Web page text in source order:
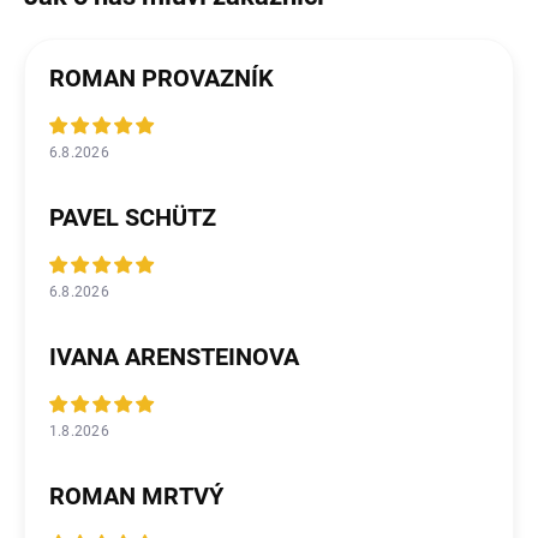
ROMAN PROVAZNÍK
6.8.2026
PAVEL SCHÜTZ
6.8.2026
IVANA ARENSTEINOVA
1.8.2026
ROMAN MRTVÝ